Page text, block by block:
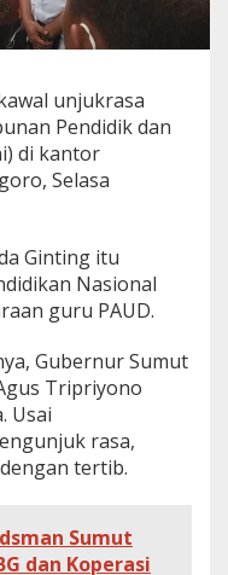
unjukrasa
Pendidik dan
di kantor
Selasa
Ginting itu
Nasional
guru PAUD.
Gubernur Sumut
Tripriyono
Usai
rasa,
tertib.
Sumut
dan Koperasi